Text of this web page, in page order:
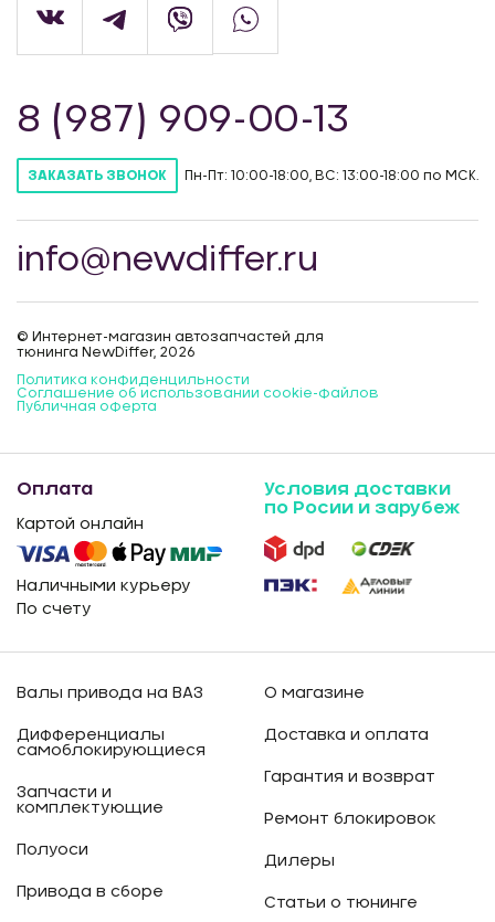
8 (987) 909-00-13
ЗАКАЗАТЬ ЗВОНОК Пн-Пт: 10:00-18:00, ВС: 13:00-18:00 по МСК.
info@newdiffer.ru
© Интернет-магазин автозапчастей для
тюнинга NewDiffer, 2026
Политика конфиденцильности
Соглашение об использовании cookie-файлов
Публичная оферта
Оплата
Картой онлайн
Наличными курьеру
По счету
Условия доставки
по Росии и зарубеж
Валы привода на ВАЗ
Дифференциалы
самоблокирующиеся
Запчасти и
комплектующие
Полуоси
Привода в сборе
О магазине
Доставка и оплата
Гарантия и возврат
Ремонт блокировок
Дилеры
Статьи о тюнинге